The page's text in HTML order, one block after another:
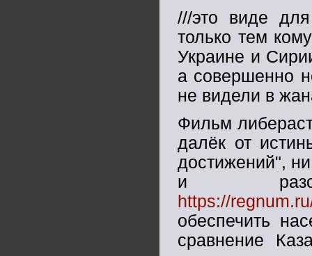
///это виде
только тем
Украине и
а совершенно
не видели в
Фильм
далёк от
достижений",
и
https://
обеспечить
сравнение